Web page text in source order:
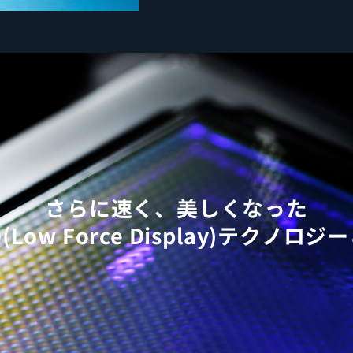
さらに速く、美しくなった
Force Display)テクノロジ